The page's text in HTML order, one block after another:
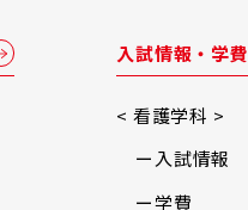
入試情報・学費
< 看護学科 >
入試情報
学費